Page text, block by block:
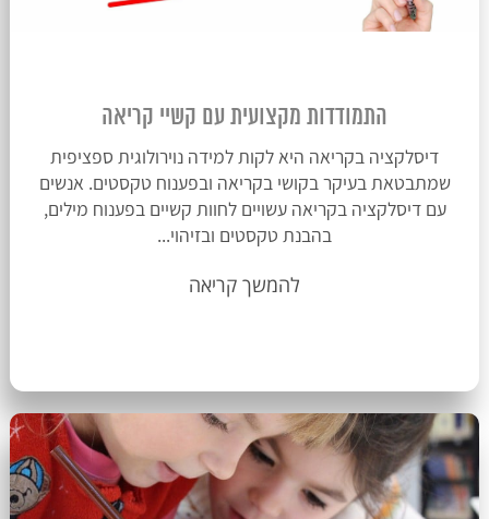
התמודדות מקצועית עם קשיי קריאה
דיסלקציה בקריאה היא לקות למידה נוירולוגית ספציפית
שמתבטאת בעיקר בקושי בקריאה ובפענוח טקסטים. אנשים
עם דיסלקציה בקריאה עשויים לחוות קשיים בפענוח מילים,
בהבנת טקסטים ובזיהוי...
להמשך קריאה